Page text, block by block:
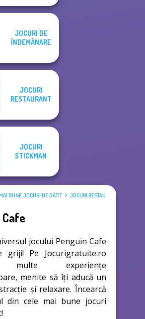
JOCURI DE
ÎNDEMÂNARE
JOCURI
RESTAURANT
JOCURI
STICKMAN
BUNE JOCURI DE GĂTIT JOCURI RESTAURANT
jocului Penguin Cafe
Pe Jocurigratuite.ro
multe experiențe
menite să îți aducă un
și relaxare. Încearcă
din cele mai bune jocuri